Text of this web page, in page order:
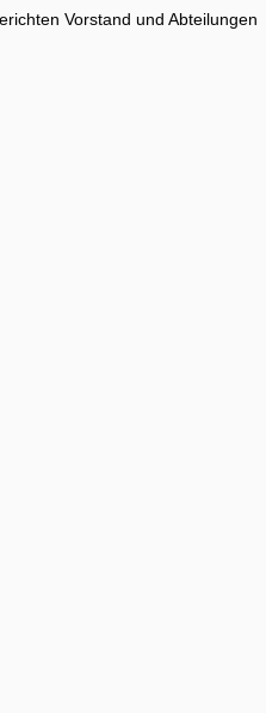
Vorstand und Abteilungen